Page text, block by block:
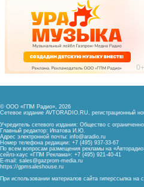
© ООО «ГПМ Радио», 2026
Сетевое издание AVTORADIO.RU, регистрационный
Учредитель сетевого издания: Общество с
Главный редактор: Ипатова И.Ю.
Адрес электронной почты: info@aradio.ru
Номер телефона редакции: +7 (495) 937-33-67
По всем вопросам размещения рекламы на
сейлз-хаус «ГПМ Реклама»: +7 (495) 921-40-41
E-mail: sales@gazprom-media.ru
https://gpmsaleshouse.ru
При использовании материалов сайта гиперссылка на